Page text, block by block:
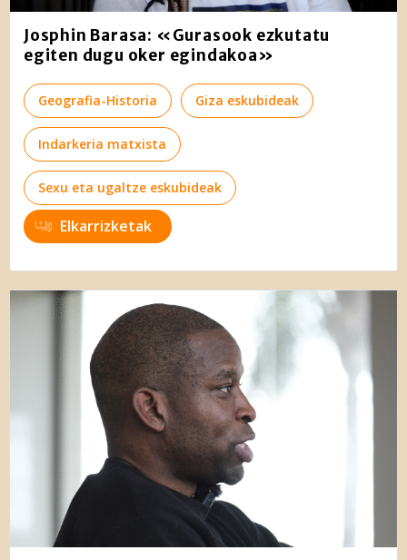
Josphin Barasa: «Gurasook ezkutatu
egiten dugu oker egindakoa»
Geografia-Historia Giza eskubideak
Indarkeria matxista
Sexu eta ugaltze eskubideak
Elkarrizketak